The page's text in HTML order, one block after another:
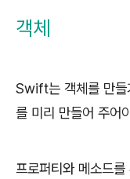
객체
Swift는 객체를 만
를 미리 만들어 주어
프로퍼티와 메소드